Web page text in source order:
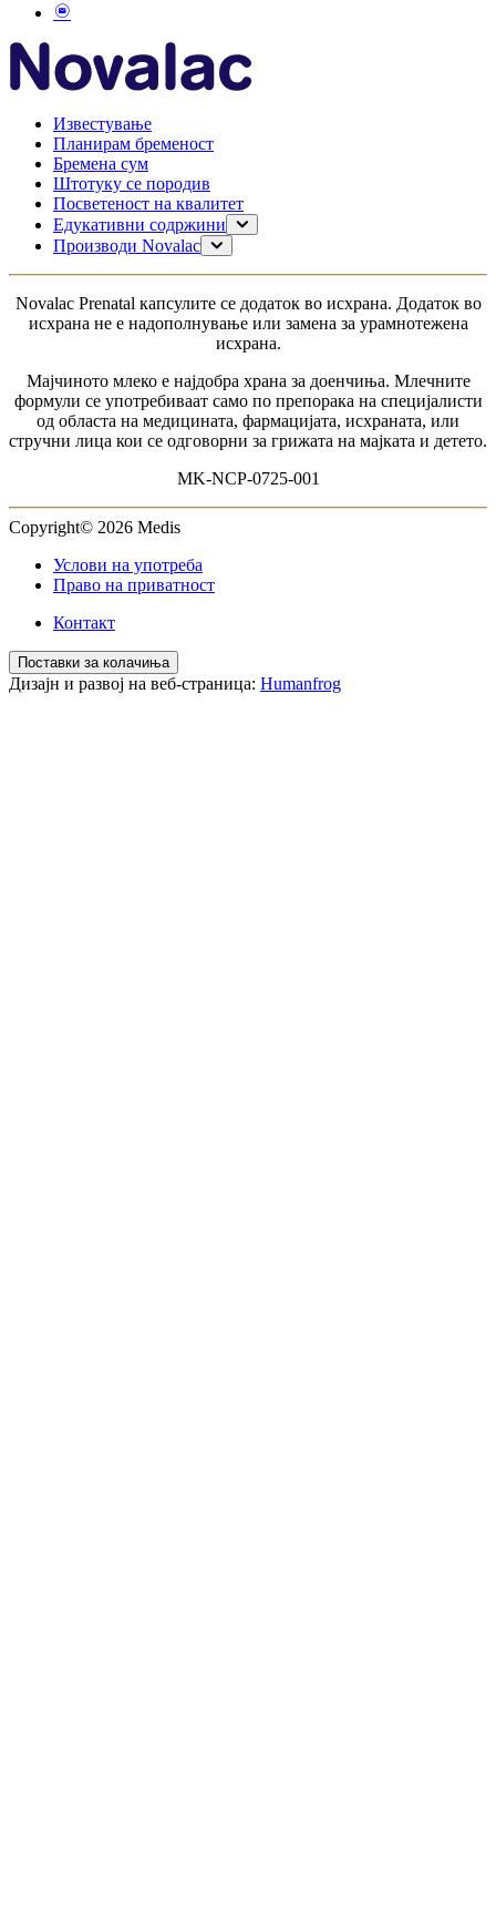
Известување
Планирам бременост
Бремена сум
Штотуку се породив
Посветеност на квалитет
Едукативни содржини
Планирање на бременост
Моето дете
Производи Novalac
6-12 месеци
1-3 години
за доенчиња без дигестивни проблеми
За доенчиња со алергија
Novalac Рrenatal капсулите се додаток во исхрана. Додаток во
исхрана не е надополнување или замена за урамнотежена
исхрана.
Мајчиното млеко е најдобра храна за доенчиња. Млечните
формули се употребиваат само по препорака на специјалисти
од областа на медицината, фармацијата, исхраната, или
стручни лица кои се одговорни за грижата на мајката и детето.
MK-NCP-0725-001
Copyright© 2026 Medis
Услови на употреба
Право на приватност
Контакт
Поставки за колачиња
Дизајн и развој на веб-страница: Humanfrog